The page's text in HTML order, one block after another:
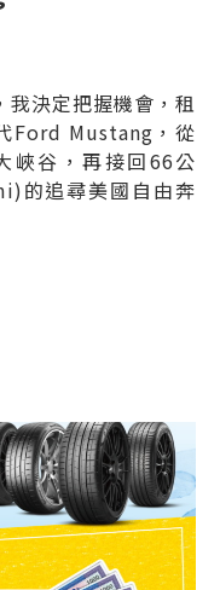
我決定把握機會，租
Ford Mustang，從
峽谷，再接回66公
的追尋美國自由奔